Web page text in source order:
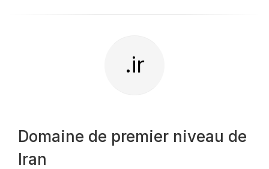
.ir
Domaine de premier niveau de
Iran